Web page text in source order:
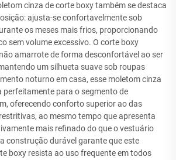
cinza de corte boxy também se destaca
ajusta-se confortavelmente sob
os meses mais frios, proporcionando
sem volume excessivo. O corte boxy
amarrote de forma desconfortável ao ser
um silhueta suave sob roupas
noturno em casa, esse moletom cinza
para o segmento de
oferecendo conforto superior ao das
ao mesmo tempo que apresenta
mais refinado do que o vestuário
construção durável garante que este
boxy resista ao uso frequente em todos